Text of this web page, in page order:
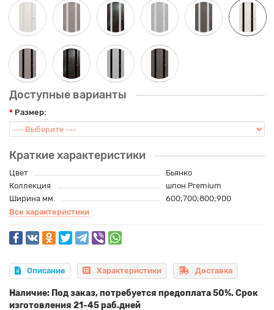
Доступные варианты
Размер:
Краткие характеристики
Цвет
Бьянко
Коллекция
шпон Premium
Ширина мм.
600;700;800;900
Все характеристики
Описание Характеристики Доставка
Наличие: Под заказ, потребуется предоплата 50%. Срок
изготовления 21-45 раб.дней